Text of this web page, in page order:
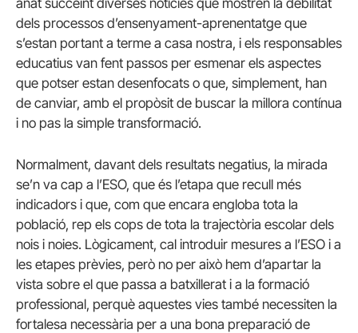
anat succeint diverses notícies que mostren la debilitat
dels processos d’ensenyament-aprenentatge que
s’estan portant a terme a casa nostra, i els responsables
educatius van fent passos per esmenar els aspectes
que potser estan desenfocats o que, simplement, han
de canviar, amb el propòsit de buscar la millora contínua
i no pas la simple transformació.
Normalment, davant dels resultats negatius, la mirada
se’n va cap a l’ESO, que és l’etapa que recull més
indicadors i que, com que encara engloba tota la
població, rep els cops de tota la trajectòria escolar dels
nois i noies. Lògicament, cal introduir mesures a l’ESO i a
les etapes prèvies, però no per això hem d’apartar la
vista sobre el que passa a batxillerat i a la formació
professional, perquè aquestes vies també necessiten la
fortalesa necessària per a una bona preparació de